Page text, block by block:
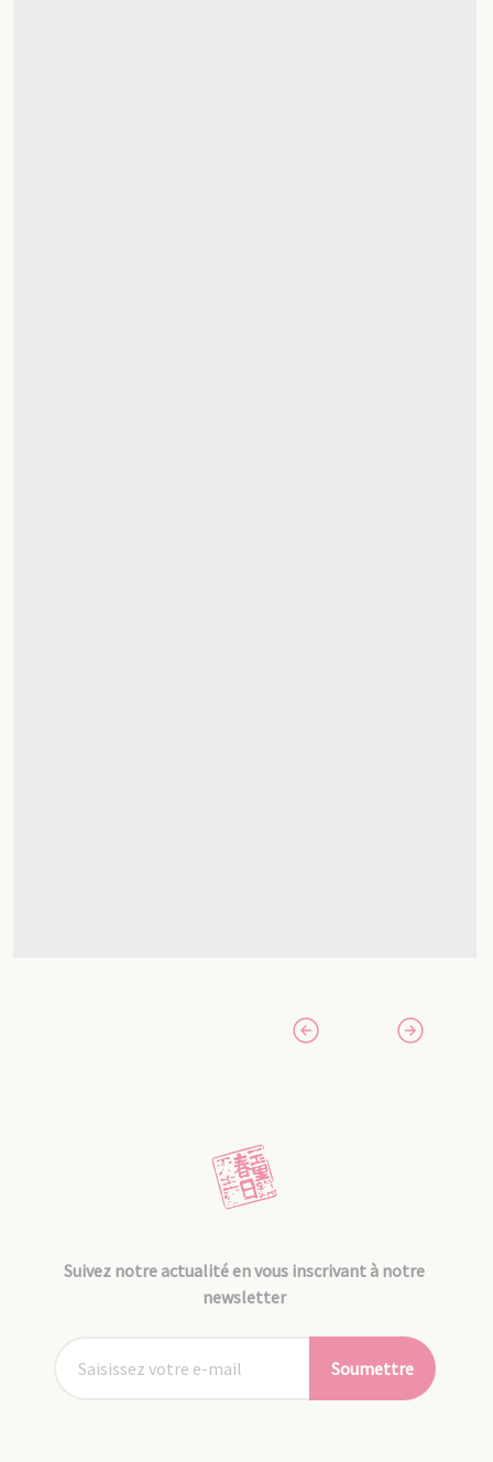
Suivez notre actualité en vous inscrivant à notre
newsletter
Soumettre